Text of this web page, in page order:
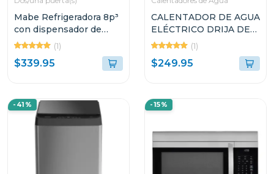
Mabe Refrigeradora 8p³
con dispensador de
agua rmd277
(1)
$339.95
CALENTADOR DE AGUA
ELÉCTRICO DRIJA DE
13.4L INVERTER
(1)
$249.95
-41% -15%